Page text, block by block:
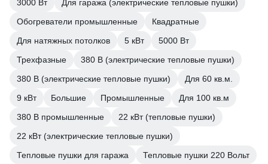
3000 Вт
Для гаража (электрические тепловые пушки)
Обогреватели промышленные
Квадратные
Для натяжных потолков
5 кВт
5000 Вт
Трехфазные
380 В (электрические тепловые пушки)
380 В (электрические тепловые пушки)
Для 60 кв.м.
9 кВт
Большие Промышленные
Для 100 кв.м
380 В промышленные
22 кВт (тепловые пушки)
22 кВт (электрические тепловые пушки)
Тепловые пушки для гаража
Тепловые пушки 220 Вольт